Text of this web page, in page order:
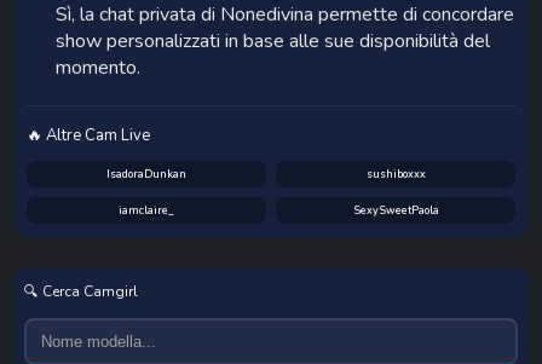
Sì, la chat privata di Nonedivina permette di concordare
show personalizzati in base alle sue disponibilità del
momento.
🔥 Altre Cam Live
IsadoraDunkan sushiboxxx
iamclaire_ SexySweetPaola
🔍 Cerca Camgirl